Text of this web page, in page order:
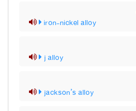
iron-nickel alloy
j alloy
jackson’s alloy